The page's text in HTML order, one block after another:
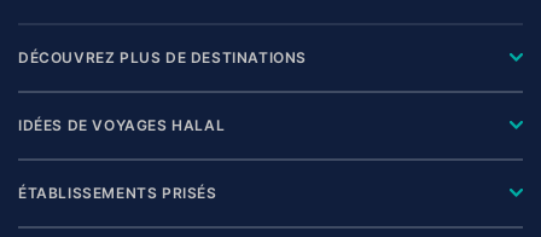
DÉCOUVREZ PLUS DE DESTINATIONS
IDÉES DE VOYAGES HALAL
ÉTABLISSEMENTS PRISÉS